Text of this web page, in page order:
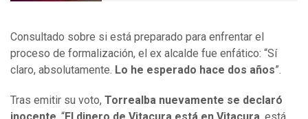
Consultado sobre si está preparado para enfrentar el
proceso de formalización, el ex alcalde fue enfático: “Sí
claro, absolutamente. Lo he esperado hace dos años”.
Tras emitir su voto, Torrealba nuevamente se declaró